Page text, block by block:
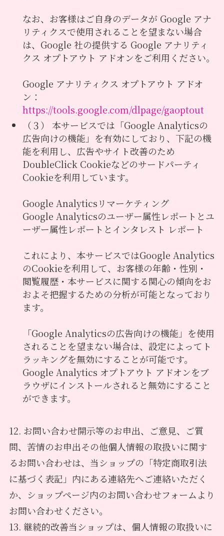
なお、お客様はご自身のデータが Google アナ
リティクスで使用されることを望まない場合
は、Google 社の提供する Google アナリティ
クス オプトアウト アドオンをご利用ください。
Google アナリティクス オプトアウト アドオ
ン：
https://tools.google.com/dlpage/gaoptout
（３） 本サービスでは「Google Analyticsの
広告向けの機能」を有効にしており、下記の機
能を利用し、広告やサイト改善のため
DoubleClick Cookieなどのサードパーティ
Cookieを利用しています。
Google Analyticsリマーケティング
Google Analyticsのユーザー属性レポートとユ
ーザー属性レポートとインタレスト レポート
これにより、本サービスではGoogle Analytics
のCookieを利用して、お客様の年齢・性別・
閲覧履歴・本サービスに関する関心の傾向をお
およそ把握するための分析が可能となっており
ます。
「Google Analyticsの広告向けの機能」を使用
されることを望まない場合は、設定によってト
ラッキングを無効にすることが可能です。
Google Analytics オプトアウト アドオンをブ
ラウザにインストールされると無効にすること
ができます。
12. お問い合わせ開示等のお申出、ご意見、ご質
問、苦情のお申出その他個人情報の取扱いに関す
るお問い合わせは、当ショップの「特定商取引法
に基づく表記」内にある連絡先へご連絡いただく
か、ショップページ内のお問い合わせフォームより
お問い合わせください。
13. 継続的改善当ショップは、個人情報の取扱いに